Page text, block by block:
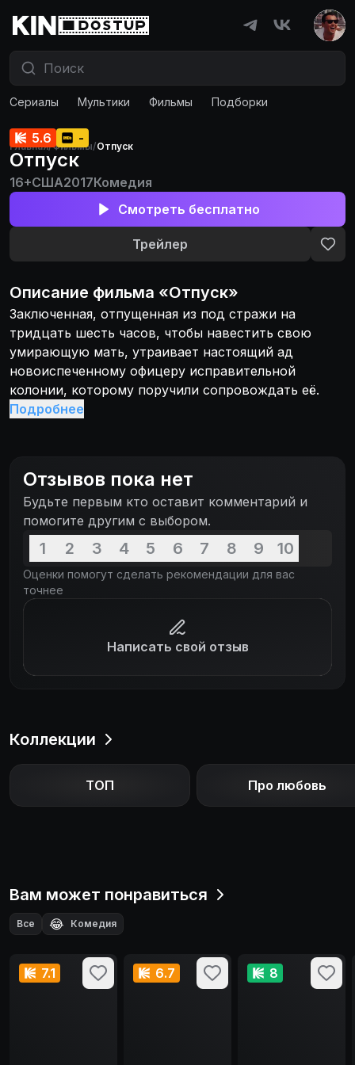
Сериалы Мультики Фильмы Подборки
Главная/Фильмы/Отпуск
5.6 -
Отпуск
16+США2017Комедия
Смотреть бесплатно
Трейлер
Описание фильма «Отпуск»
Заключенная, отпущенная из под стражи на
тридцать шесть часов, чтобы навестить свою
умирающую мать, утраивает настоящий ад
новоиспеченному офицеру исправительной
колонии, которому поручили сопровождать её.
Подробнее
Отзывов пока нет
Будьте первым кто оставит комментарий и
помогите другим с выбором.
1 2 3 4 5 6 7 8 9 10
Оценки помогут сделать рекомендации для вас
точнее
Написать свой отзыв
Коллекции
ТОП Про любовь
Вам может понравиться
Все 😂 Комедия
7.1 6.7 8